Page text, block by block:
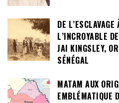
DE
L’INCROYABLE
JAI KINGSLEY,
SÉNÉGAL
MATAM AUX
EMBLÉMATIQUE